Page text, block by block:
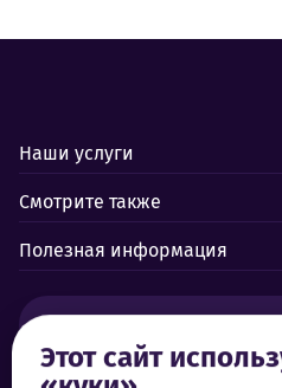
Этот сайт
Наши услуги
Смотрите также
Полезная информация